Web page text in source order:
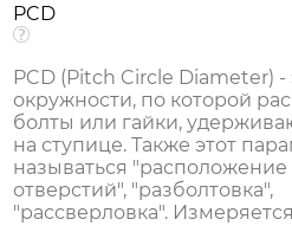
PCD
PCD (Pitch Circle Diameter) -
окружности, по которой
болты или гайки,
на ступице. Также этот
называться
отверстий", "разболтовка",
"рассверловка".